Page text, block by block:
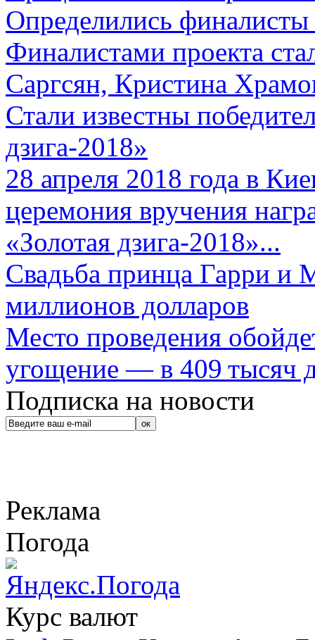
Определились
Финалистами проекта
Саргсян, Кристина
Стали известны
дзига-2018»
28 апреля 2018 года в
церемония вручения
«Золотая дзига-2018»...
Свадьба принца Гарри и
миллионов долларов
Место проведения
угощение — в 409 тысяч
Подписка на новости
Реклама
Погода
Курс валют